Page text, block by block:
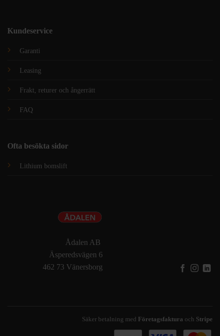
Kundeservice
Garanti
Leasing
Frakt, returer och ångerrätt
FAQ
Ofta besökta sidor
Lithium bomslift
Ådalen AB
Äsperedsvägen 6
462 73 Vänersborg
Säker betalning med Företagsfaktura och Stripe